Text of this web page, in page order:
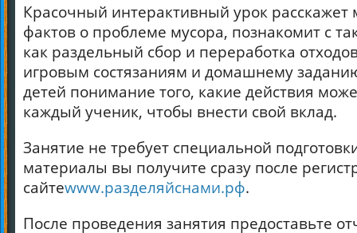
Красочный интерактивный урок
фактов о проблеме мусора, познакомит с
как раздельный сбор и переработка
игровым состязаниям и домашнему
детей понимание того, какие действия
каждый ученик, чтобы внести свой вклад.
Занятие не требует специальной
материалы вы получите сразу после
сайтеwww.разделяйснами.рф.
После проведения занятия предоставьте